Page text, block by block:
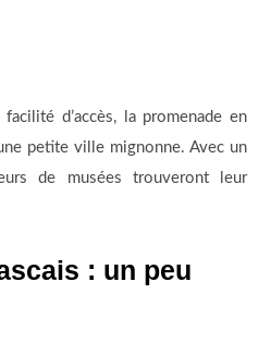
d’accès, la promenade en
petite ville mignonne. Avec un
de musées trouveront leur
: un peu